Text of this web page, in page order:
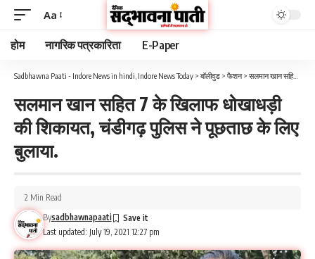
Aa
होम नागरिक पत्रकारिता E-Paper
Sadbhawna Paati - Indore News in hindi, Indore News Today > बॉलीवुड > फैशन> सलमान खान सहित 7 के खिलाफ धोखाधड़ी की शिकायत, चंडीगढ़ पुलिस ने पूछताछ के लिए बुलाया.
सलमान खान सहित 7 के खिलाफ धोखाधड़ी
की शिकायत, चंडीगढ़ पुलिस ने पूछताछ के लिए
बुलाया.
Last updated: July 19, 2021 12:27 pm
Bysadbhawnapaati
2 Min Read